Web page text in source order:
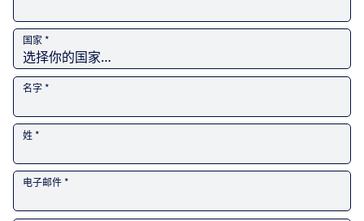
国家 *
名字 *
姓 *
电子邮件 *